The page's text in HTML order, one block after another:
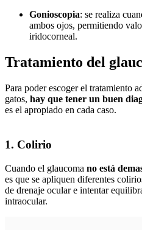
Gonioscopia: se realiza
ambos ojos, permitiendo
iridocorneal.
Tratamiento del
Para poder escoger el tratamiento
gatos, hay que tener un buen
es el apropiado en cada caso.
1. Colirio
Cuando el glaucoma no está
es que se apliquen diferentes
de drenaje ocular e intentar
intraocular.